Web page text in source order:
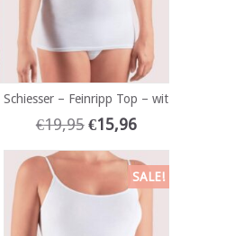
Schiesser – Feinripp Top – wit
€19,95 €15,96
SALE!